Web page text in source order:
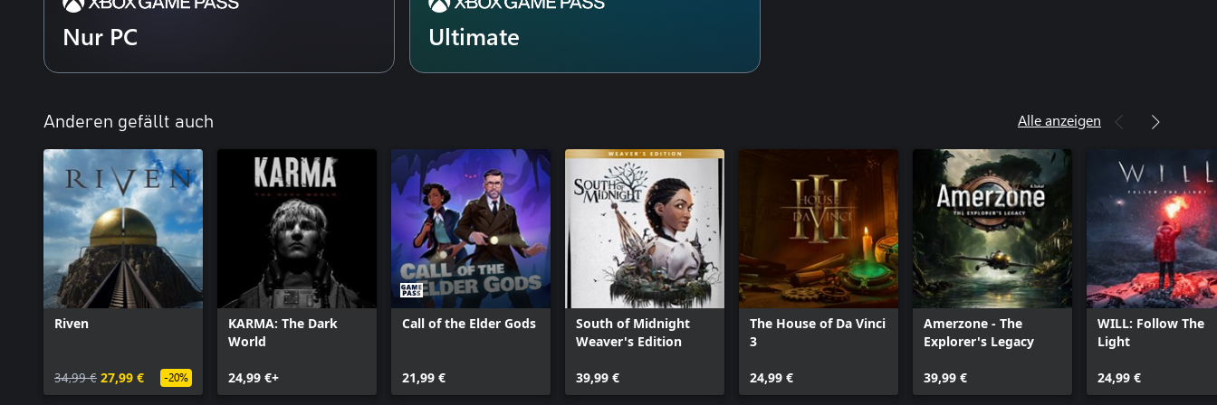
Geheimnisse und erhalten Hinweise zu den seltsamen Bedingungen auf dem Planeten sowie der
VERSTECKE DICH, UM ZU ÜBERLEBEN
nervenaufreibenden Schleichsequenzen deine Entdeckung, setze die Umgebung zu deinem Vorteil
ein und bleibe dem, was auch immer Jagd auf dich macht, stets einen Schritt voraus. Erkunde
Persephone und schließe die Mission ab, während du versuchst, in der furchteinflößenden
Gegenwart eines unbekannten Feindes zu überleben.
FINDET EINANDER
Die hilflos am Rand des Sonnensystems gestrandete Crew der Hope-01 muss sich sowohl einer
brutalen neuen Welt und den Erinnerungen an eine komplizierte Vergangenheit stellen. Ariane
Montclair und Thomas Cross sind durch eine Beziehung miteinander verbunden, die aufgrund der
Anforderungen ihrer Karrieren und der Mission ungeklärt bleibt. Im Angesicht verschwindend
geringer Chancen werden ihre brüchigen Bande zu einer Rettungsleine, während sie im Dunkeln
füreinander einstehen.
Zentrale Features:
Nur PC Ultimate
Anderen gefällt auch Alle anzeigen
Riven
34,99 € 27,99 € -20%
KARMA: The Dark
World
24,99 €+
Call of the Elder Gods
21,99 €
South of Midnight
Weaver's Edition
39,99 €
The House of Da Vinci
3
24,99 €
Amerzone - The
Explorer's Legacy
39,99 €
WILL: Follow The
Light
24,99 €